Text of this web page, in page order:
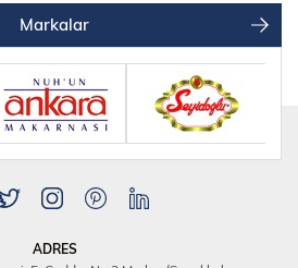
Markalar
ADRES